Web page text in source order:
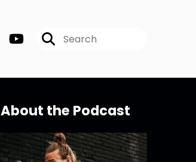
About the Podcast